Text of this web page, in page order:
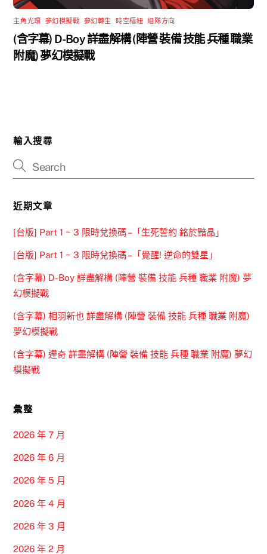
主角光環 夢幻模擬戰 夢幻轉生 時空樞紐 ,組隊方向
(含字幕) D-Boy 詳盡解構 (陣營 裝備 技能 兵種 職業
附魔) 夢幻模擬戰
輸入搜尋
近期文章
[台版] Part 1 ~ 3 限時兌換碼 –「生死誓約 銘於黯晶」
[台版] Part 1 ~ 3 限時兌換碼 –「覺醒! 逆命的雙星」
(含字幕) D-Boy 詳盡解構 (陣營 裝備 技能 兵種 職業 附魔) 夢
幻模擬戰
(含字幕) 相羽新也 詳盡解構 (陣營 裝備 技能 兵種 職業 附魔)
夢幻模擬戰
(含字幕) 達奇 詳盡解構 (陣營 裝備 技能 兵種 職業 附魔) 夢幻
模擬戰
彙整
2026 年 7 月
2026 年 6 月
2026 年 5 月
2026 年 4 月
2026 年 3 月
2026 年 2 月